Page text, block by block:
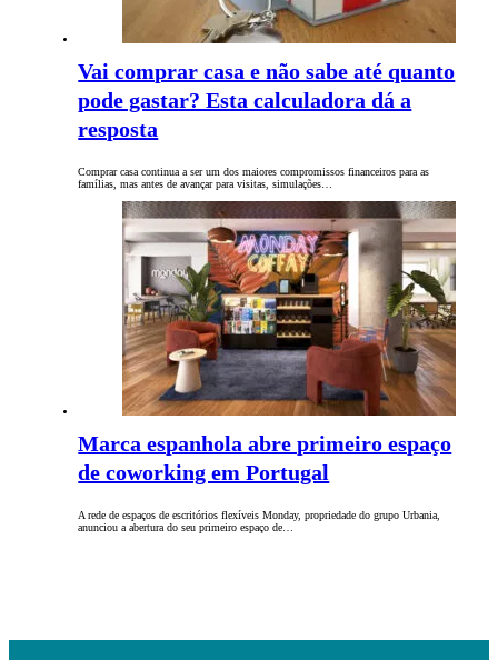
Vai comprar casa e não sabe até quanto
pode gastar? Esta calculadora dá a
resposta
Comprar casa continua a ser um dos maiores compromissos financeiros para as
famílias, mas antes de avançar para visitas, simulações…
Marca espanhola abre primeiro espaço
de coworking em Portugal
A rede de espaços de escritórios flexíveis Monday, propriedade do grupo Urbania,
anunciou a abertura do seu primeiro espaço de…